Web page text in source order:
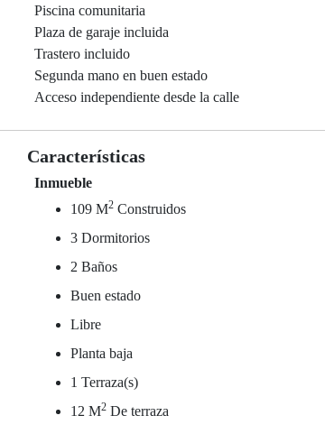
Piscina comunitaria
Plaza de garaje incluida
Trastero incluido
Segunda mano en buen estado
Acceso independiente desde la calle
Características
Inmueble
109 M2 Construidos
3 Dormitorios
2 Baños
Buen estado
Libre
Planta baja
1 Terraza(s)
12 M2 De terraza